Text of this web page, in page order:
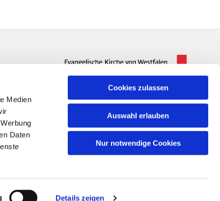
Medien
Daten
Details zeigen
Cookies zulassen
Auswahl erlauben
Nur notwendige Cookies